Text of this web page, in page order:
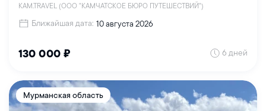
KAM.TRAVEL (ООО "КАМЧАТСКОЕ БЮРО ПУТЕШЕСТВИЙ")
Ближайшая дата: 10 августа 2026
130 000 ₽ 6 дней
Мурманская область